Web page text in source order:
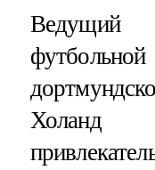
Холанд